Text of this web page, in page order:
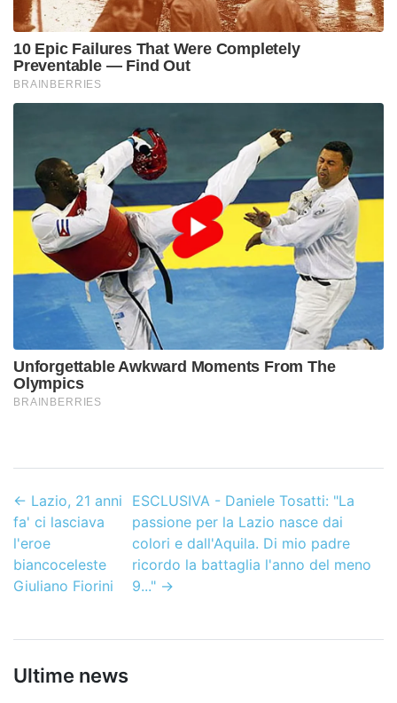
← Lazio, 21 anni
fa' ci lasciava
l'eroe
biancoceleste
Giuliano Fiorini
ESCLUSIVA - Daniele Tosatti: "La
passione per la Lazio nasce dai
colori e dall'Aquila. Di mio padre
ricordo la battaglia l'anno del meno
9..." →
Ultime news